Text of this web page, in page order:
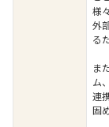
様
外
る
ま
ム
連
固